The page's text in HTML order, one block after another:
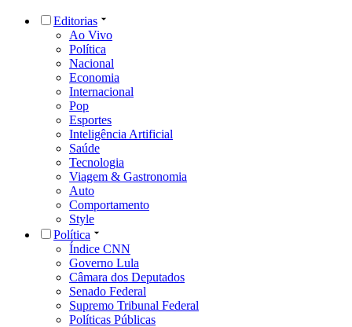
Editorias
Ao Vivo
Política
Nacional
Economia
Internacional
Pop
Esportes
Inteligência Artificial
Saúde
Tecnologia
Viagem & Gastronomia
Auto
Comportamento
Style
Política
Índice CNN
Governo Lula
Câmara dos Deputados
Senado Federal
Supremo Tribunal Federal
Políticas Públicas